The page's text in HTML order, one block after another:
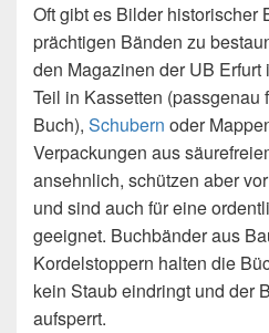
Oft gibt es Bilder historischer
prächtigen Bänden zu
den Magazinen der UB
Teil in Kassetten (passgenau
Buch), Schubern oder
Verpackungen aus
ansehnlich, schützen aber
und sind auch für eine
geeignet. Buchbänder aus
Kordelstoppern halten die
kein Staub eindringt und der
aufsperrt.